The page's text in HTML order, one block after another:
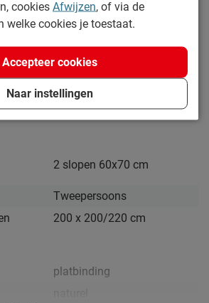
1224483
Beddenreus Comfort
2 slopen 60x70 cm
Tweepersoons
200 x 200/220 cm
platbinding
cookies Afwijzen, of via de
welke cookies je toestaat.
Naar instellingen
Accepteer cookies